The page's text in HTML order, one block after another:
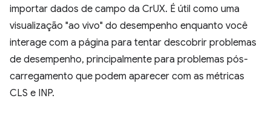
importar dados de campo da CrUX. É útil como uma
visualização "ao vivo" do desempenho enquanto você
interage com a página para tentar descobrir problemas
de desempenho, principalmente para problemas pós-
carregamento que podem aparecer com as métricas
CLS e INP.